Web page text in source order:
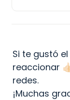
Si te gustó
reaccionar
redes.
¡Muchas